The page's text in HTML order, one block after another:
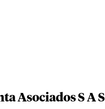
Asociados S A S